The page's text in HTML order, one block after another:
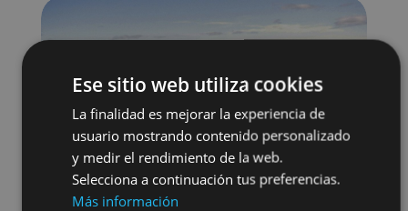
Ese sitio web utiliza cookies
La finalidad es mejorar la experiencia de
usuario mostrando contenido personalizado
y medir el rendimiento de la web.
Selecciona a continuación tus preferencias.
Más información